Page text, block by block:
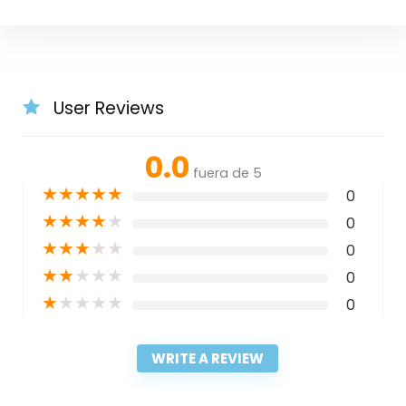
User Reviews
0.0 fuera de 5
★★★★★ 0
★★★★★ 0
★★★★★ 0
★★★★★ 0
★★★★★ 0
WRITE A REVIEW